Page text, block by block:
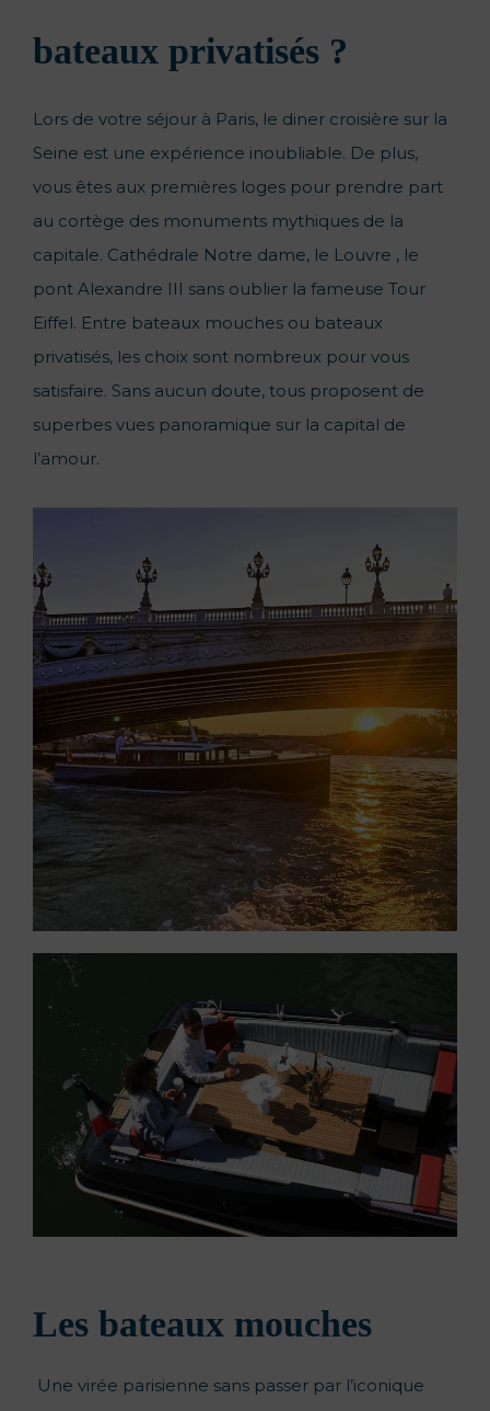
bateaux privatisés ?
Lors de votre séjour à Paris, le diner croisière sur la
Seine est une expérience inoubliable. De plus,
vous êtes aux premières loges pour prendre part
au cortège des monuments mythiques de la
capitale. Cathédrale Notre dame, le Louvre , le
pont Alexandre III sans oublier la fameuse Tour
Eiffel. Entre bateaux mouches ou bateaux
privatisés, les choix sont nombreux pour vous
satisfaire. Sans aucun doute, tous proposent de
superbes vues panoramique sur la capital de
l’amour.
Les bateaux mouches
Une virée parisienne sans passer par l’iconique